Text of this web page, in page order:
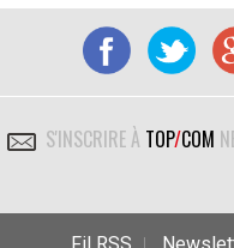
S'INSCRIRE À TOP/COM